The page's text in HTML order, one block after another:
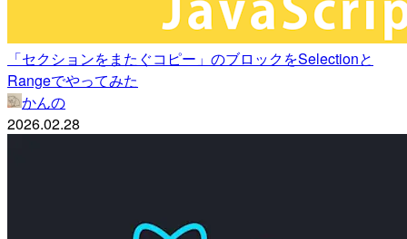
「セクションをまたぐコピー」のブロックをSelectionと
Rangeでやってみた
かんの
2026.02.28